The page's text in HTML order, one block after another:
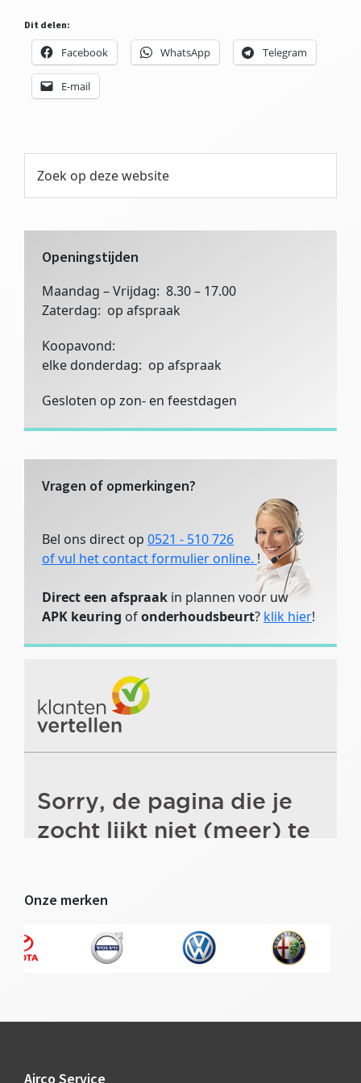
Dit delen:
Facebook WhatsApp Telegram
E-mail
Primaire
Sidebar
op
deze
Openingstijden
Maandag – Vrijdag: 8.30 – 17.00
Zaterdag: op afspraak
Koopavond:
elke donderdag: op afspraak
Gesloten op zon- en feestdagen
Vragen of opmerkingen?
Bel ons direct op 0521 - 510 726
of vul het contact formulier online. !
Direct een afspraak in plannen voor uw
APK keuring ofonderhoudsbeurt? klik hier!
Onze merken
Airco Service